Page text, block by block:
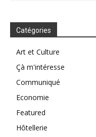
Catégories
Art et Culture
Çà m'intéresse
Communiqué
Economie
Featured
Hôtellerie